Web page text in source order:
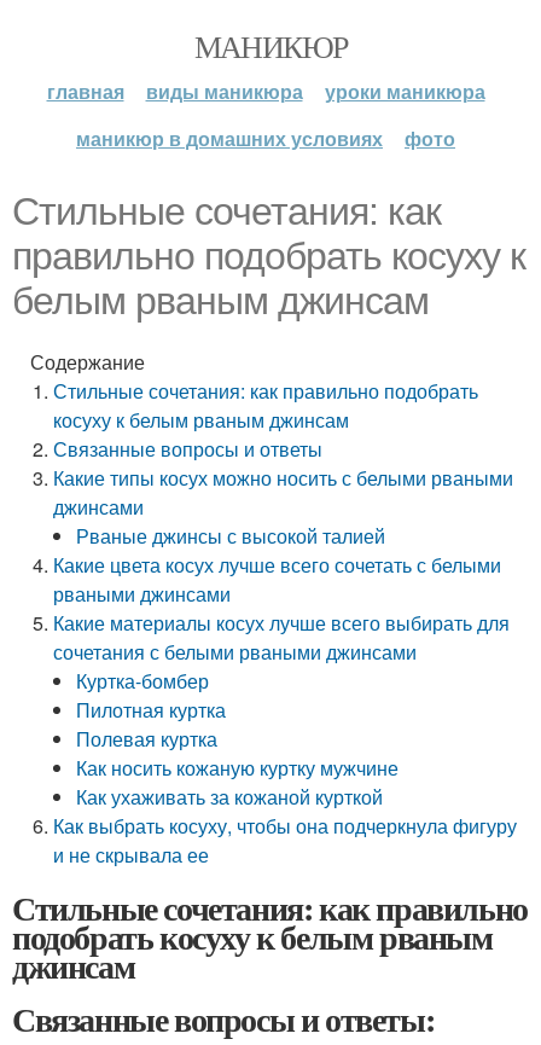
МАНИКЮР
главная виды маникюра
уроки маникюра
маникюр в домашних условиях
фото
Стильные сочетания: как
правильно подобрать косуху к
белым рваным джинсам
Содержание
Стильные сочетания: как правильно подобрать
косуху к белым рваным джинсам
Связанные вопросы и ответы
Какие типы косух можно носить с белыми рваными
джинсами
Рваные джинсы с высокой талией
Какие цвета косух лучше всего сочетать с белыми
рваными джинсами
Какие материалы косух лучше всего выбирать для
сочетания с белыми рваными джинсами
Куртка-бомбер
Пилотная куртка
Полевая куртка
Как носить кожаную куртку мужчине
Как ухаживать за кожаной курткой
Как выбрать косуху, чтобы она подчеркнула фигуру
и не скрывала ее
Стильные сочетания: как правильно
подобрать косуху к белым рваным
джинсам
Связанные вопросы и ответы: